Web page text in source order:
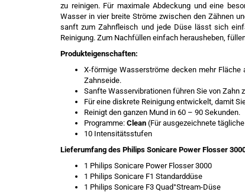
zu reinigen. Für maximale Abdeckung und eine
Wasser in vier breite Ströme zwischen den Zähnen
sanft zum Zahnfleisch und jede Düse lässt sich
Reinigung. Zum Nachfüllen einfach herausheben,
Produkteigenschaften:
X-förmige Wasserströme decken mehr
Zahnseide.
Sanfte Wasservibrationen führen Sie von Zahn
Für eine diskrete Reinigung entwickelt, damit
Reinigt den ganzen Mund in 60 – 90 Sekunden.
Programme: Clean (Für ausgezeichnete
10 Intensitätsstufen
Lieferumfang des Philips Sonicare Power Flosser
1 Philips Sonicare Power Flosser 3000
1 Philips Sonicare F1 Standarddüse
1 Philips Sonicare F3 Quad°Stream-Düse